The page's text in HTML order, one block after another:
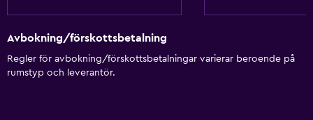
Avbokning/förskottsbetalning
Regler för avbokning/förskottsbetalningar varierar beroende på
rumstyp och leverantör.